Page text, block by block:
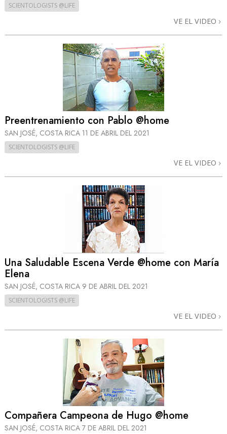
SCIENTOLOGISTS @LIFE
VE EL VIDEO
Preentrenamiento con Pablo @home
SAN JOSÉ, COSTA RICA 11 DE ABRIL DEL 2021
SCIENTOLOGISTS @LIFE
VE EL VIDEO
Una Saludable Escena Verde @home con María
Elena
SAN JOSÉ, COSTA RICA 9 DE ABRIL DEL 2021
SCIENTOLOGISTS @LIFE
VE EL VIDEO
Compañera Campeona de Hugo @home
SAN JOSÉ, COSTA RICA 7 DE ABRIL DEL 2021